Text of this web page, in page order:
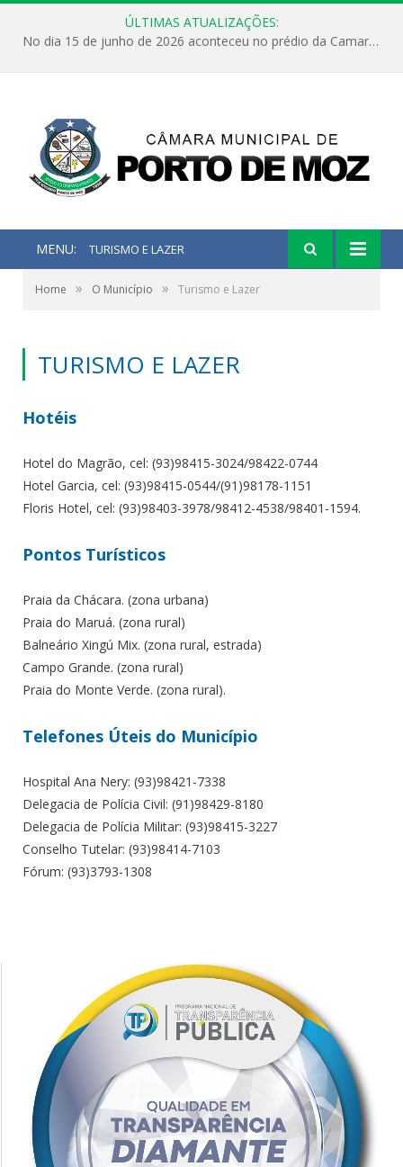
ÚLTIMAS ATUALIZAÇÕES:
No dia 15 de junho de 2026 aconteceu no prédio da Camara Municipal de Porto de Moz /Pará a Sessão Ordinária
MENU: TURISMO E LAZER
Home » O Município » Turismo e Lazer
TURISMO E LAZER
Hotéis
Hotel do Magrão, cel: (93)98415-3024/98422-0744
Hotel Garcia, cel: (93)98415-0544/(91)98178-1151
Floris Hotel, cel: (93)98403-3978/98412-4538/98401-1594.
Pontos Turísticos
Praia da Chácara. (zona urbana)
Praia do Maruá. (zona rural)
Balneário Xingú Mix. (zona rural, estrada)
Campo Grande. (zona rural)
Praia do Monte Verde. (zona rural).
Telefones Úteis do Município
Hospital Ana Nery: (93)98421-7338
Delegacia de Polícia Civil: (91)98429-8180
Delegacia de Polícia Militar: (93)98415-3227
Conselho Tutelar: (93)98414-7103
Fórum: (93)3793-1308